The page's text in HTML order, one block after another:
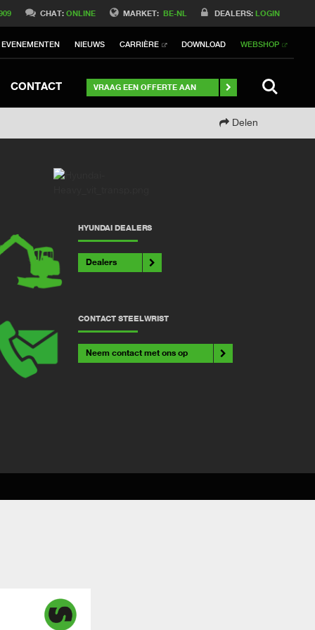
MARKET: BE-NL DEALERS: LOGIN
CHAT:ONLINE
EVENEMENTEN NIEUWS CARRIÈRE DOWNLOAD WEBSHOP
CONTACT VRAAG EEN OFFERTE AAN
Switch to International
Switch to North America
to Germany
Delen
HYUNDAI DEALERS
Dealers
CONTACT STEELWRIST
Neem contact met ons op